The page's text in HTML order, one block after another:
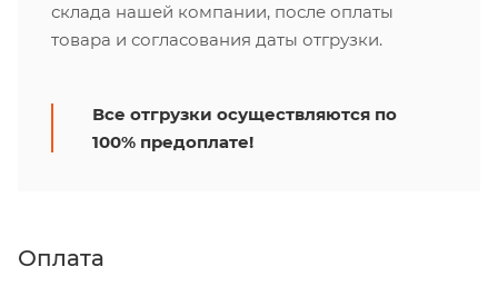
склада нашей компании, после оплаты
товара и согласования даты отгрузки.
Все отгрузки осуществляются по
100% предоплате!
Оплата